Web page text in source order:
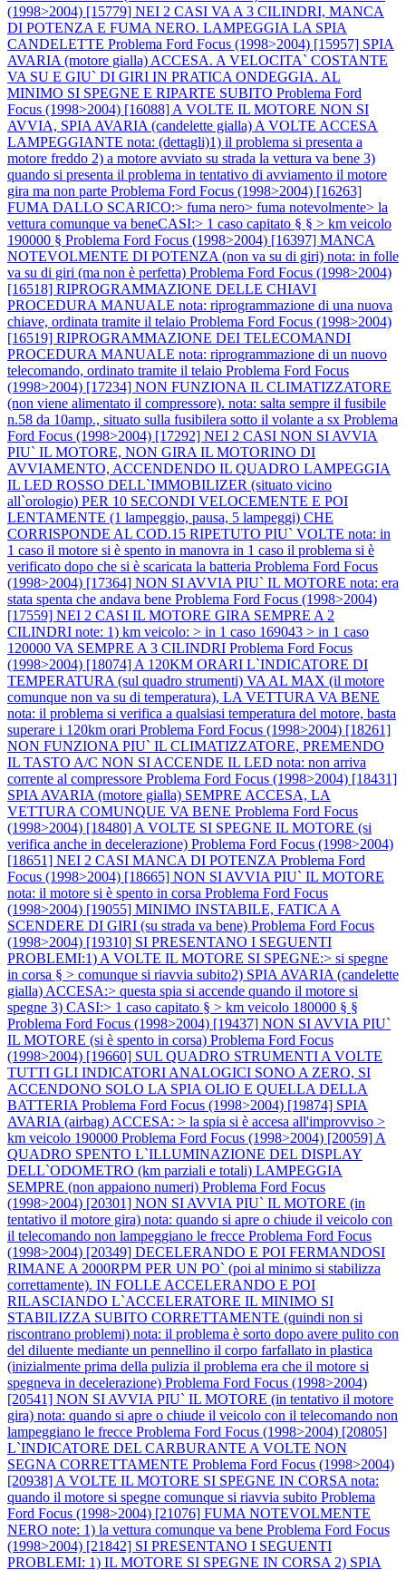
(1998>2004) [15779] NEI 2 CASI VA A 3 CILINDRI, MANCA
DI POTENZA E FUMA NERO. LAMPEGGIA LA SPIA
CANDELETTE Problema Ford Focus (1998>2004) [15957] SPIA
AVARIA (motore gialla) ACCESA. A VELOCITA` COSTANTE
VA SU E GIU` DI GIRI IN PRATICA ONDEGGIA. AL
MINIMO SI SPEGNE E RIPARTE SUBITO Problema Ford
Focus (1998>2004) [16088] A VOLTE IL MOTORE NON SI
AVVIA, SPIA AVARIA (candelette gialla) A VOLTE ACCESA
LAMPEGGIANTE nota: (dettagli)1) il problema si presenta a
motore freddo 2) a motore avviato su strada la vettura va bene 3)
quando si presenta il problema in tentativo di avviamento il motore
gira ma non parte Problema Ford Focus (1998>2004) [16263]
FUMA DALLO SCARICO:> fuma nero> fuma notevolmente> la
vettura comunque va beneCASI:> 1 caso capitato § § > km veicolo
190000 § Problema Ford Focus (1998>2004) [16397] MANCA
NOTEVOLMENTE DI POTENZA (non va su di giri) nota: in folle
va su di giri (ma non è perfetta) Problema Ford Focus (1998>2004)
[16518] RIPROGRAMMAZIONE DELLE CHIAVI
PROCEDURA MANUALE nota: riprogrammazione di una nuova
chiave, ordinata tramite il telaio Problema Ford Focus (1998>2004)
[16519] RIPROGRAMMAZIONE DEI TELECOMANDI
PROCEDURA MANUALE nota: riprogrammazione di un nuovo
telecomando, ordinato tramite il telaio Problema Ford Focus
(1998>2004) [17234] NON FUNZIONA IL CLIMATIZZATORE
(non viene alimentato il compressore). nota: salta sempre il fusibile
n.58 da 10amp., situato sulla fusibilera sotto il volante a sx Problema
Ford Focus (1998>2004) [17292] NEI 2 CASI NON SI AVVIA
PIU` IL MOTORE, NON GIRA IL MOTORINO DI
AVVIAMENTO, ACCENDENDO IL QUADRO LAMPEGGIA
IL LED ROSSO DELL`IMMOBILIZER (situato vicino
all`orologio) PER 10 SECONDI VELOCEMENTE E POI
LENTAMENTE (1 lampeggio, pausa, 5 lampeggi) CHE
CORRISPONDE AL COD.15 RIPETUTO PIU` VOLTE nota: in
1 caso il motore si è spento in manovra in 1 caso il problema si è
verificato dopo che si è scaricata la batteria Problema Ford Focus
(1998>2004) [17364] NON SI AVVIA PIU` IL MOTORE nota: era
stata spenta che andava bene Problema Ford Focus (1998>2004)
[17559] NEI 2 CASI IL MOTORE GIRA SEMPRE A 2
CILINDRI note: 1) km veicolo: > in 1 caso 169043 > in 1 caso
120000 VA SEMPRE A 3 CILINDRI Problema Ford Focus
(1998>2004) [18074] A 120KM ORARI L`INDICATORE DI
TEMPERATURA (sul quadro strumenti) VA AL MAX (il motore
comunque non va su di temperatura), LA VETTURA VA BENE
nota: il problema si verifica a qualsiasi temperatura del motore, basta
superare i 120km orari Problema Ford Focus (1998>2004) [18261]
NON FUNZIONA PIU` IL CLIMATIZZATORE, PREMENDO
IL TASTO A/C NON SI ACCENDE IL LED nota: non arriva
corrente al compressore Problema Ford Focus (1998>2004) [18431]
SPIA AVARIA (motore gialla) SEMPRE ACCESA, LA
VETTURA COMUNQUE VA BENE Problema Ford Focus
(1998>2004) [18480] A VOLTE SI SPEGNE IL MOTORE (si
verifica anche in decelerazione) Problema Ford Focus (1998>2004)
[18651] NEI 2 CASI MANCA DI POTENZA Problema Ford
Focus (1998>2004) [18665] NON SI AVVIA PIU` IL MOTORE
nota: il motore si è spento in corsa Problema Ford Focus
(1998>2004) [19055] MINIMO INSTABILE, FATICA A
SCENDERE DI GIRI (su strada va bene) Problema Ford Focus
(1998>2004) [19310] SI PRESENTANO I SEGUENTI
PROBLEMI:1) A VOLTE IL MOTORE SI SPEGNE:> si spegne
in corsa § > comunque si riavvia subito2) SPIA AVARIA (candelette
gialla) ACCESA:> questa spia si accende quando il motore si
spegne 3) CASI:> 1 caso capitato § > km veicolo 180000 § §
Problema Ford Focus (1998>2004) [19437] NON SI AVVIA PIU`
IL MOTORE (si è spento in corsa) Problema Ford Focus
(1998>2004) [19660] SUL QUADRO STRUMENTI A VOLTE
TUTTI GLI INDICATORI ANALOGICI SONO A ZERO, SI
ACCENDONO SOLO LA SPIA OLIO E QUELLA DELLA
BATTERIA Problema Ford Focus (1998>2004) [19874] SPIA
AVARIA (airbag) ACCESA: > la spia si è accesa all'improvviso >
km veicolo 190000 Problema Ford Focus (1998>2004) [20059] A
QUADRO SPENTO L`ILLUMINAZIONE DEL DISPLAY
DELL`ODOMETRO (km parziali e totali) LAMPEGGIA
SEMPRE (non appaiono numeri) Problema Ford Focus
(1998>2004) [20301] NON SI AVVIA PIU` IL MOTORE (in
tentativo il motore gira) nota: quando si apre o chiude il veicolo con
il telecomando non lampeggiano le frecce Problema Ford Focus
(1998>2004) [20349] DECELERANDO E POI FERMANDOSI
RIMANE A 2000RPM PER UN PO` (poi al minimo si stabilizza
correttamente). IN FOLLE ACCELERANDO E POI
RILASCIANDO L`ACCELERATORE IL MINIMO SI
STABILIZZA SUBITO CORRETTAMENTE (quindi non si
riscontrano problemi) nota: il problema è sorto dopo avere pulito con
del diluente mediante un pennellino il corpo farfallato in plastica
(inizialmente prima della pulizia il problema era che il motore si
spegneva in decelerazione) Problema Ford Focus (1998>2004)
[20541] NON SI AVVIA PIU` IL MOTORE (in tentativo il motore
gira) nota: quando si apre o chiude il veicolo con il telecomando non
lampeggiano le frecce Problema Ford Focus (1998>2004) [20805]
L`INDICATORE DEL CARBURANTE A VOLTE NON
SEGNA CORRETTAMENTE Problema Ford Focus (1998>2004)
[20938] A VOLTE IL MOTORE SI SPEGNE IN CORSA nota:
quando il motore si spegne comunque si riavvia subito Problema
Ford Focus (1998>2004) [21076] FUMA NOTEVOLMENTE
NERO note: 1) la vettura comunque va bene Problema Ford Focus
(1998>2004) [21842] SI PRESENTANO I SEGUENTI
PROBLEMI: 1) IL MOTORE SI SPEGNE IN CORSA 2) SPIA